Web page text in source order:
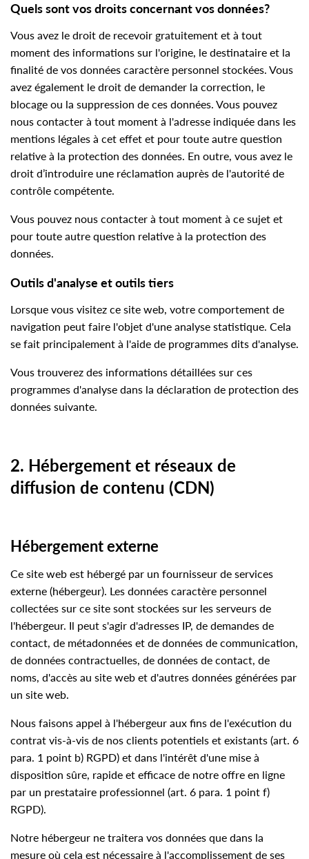
Quels sont vos droits concernant vos données?
Vous avez le droit de recevoir gratuitement et à tout
moment des informations sur l'origine, le destinataire et la
finalité de vos données caractère personnel stockées. Vous
avez également le droit de demander la correction, le
blocage ou la suppression de ces données. Vous pouvez
nous contacter à tout moment à l'adresse indiquée dans les
mentions légales à cet effet et pour toute autre question
relative à la protection des données. En outre, vous avez le
droit d’introduire une réclamation auprès de l'autorité de
contrôle compétente.
Vous pouvez nous contacter à tout moment à ce sujet et
pour toute autre question relative à la protection des
données.
Outils d'analyse et outils tiers
Lorsque vous visitez ce site web, votre comportement de
navigation peut faire l'objet d'une analyse statistique. Cela
se fait principalement à l'aide de programmes dits d'analyse.
Vous trouverez des informations détaillées sur ces
programmes d'analyse dans la déclaration de protection des
données suivante.
2. Hébergement et réseaux de
diffusion de contenu (CDN)
Hébergement externe
Ce site web est hébergé par un fournisseur de services
externe (hébergeur). Les données caractère personnel
collectées sur ce site sont stockées sur les serveurs de
l'hébergeur. Il peut s'agir d'adresses IP, de demandes de
contact, de métadonnées et de données de communication,
de données contractuelles, de données de contact, de
noms, d'accès au site web et d'autres données générées par
un site web.
Nous faisons appel à l'hébergeur aux fins de l'exécution du
contrat vis-à-vis de nos clients potentiels et existants (art. 6
para. 1 point b) RGPD) et dans l'intérêt d'une mise à
disposition sûre, rapide et efficace de notre offre en ligne
par un prestataire professionnel (art. 6 para. 1 point f)
RGPD).
Notre hébergeur ne traitera vos données que dans la
mesure où cela est nécessaire à l'accomplissement de ses